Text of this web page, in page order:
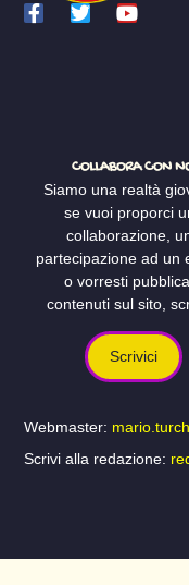
COLLABORA CON
Siamo una realtà
se vuoi proporci
collaborazione,
partecipazione ad un
o vorresti
contenuti sul sito,
Scrivici
Webmaster:
Scrivi alla redazione: